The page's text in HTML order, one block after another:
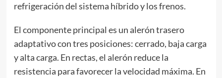
refrigeración del sistema híbrido y los frenos.
El componente principal es un alerón trasero
adaptativo con tres posiciones: cerrado, baja carga
y alta carga. En rectas, el alerón reduce la
resistencia para favorecer la velocidad máxima. En